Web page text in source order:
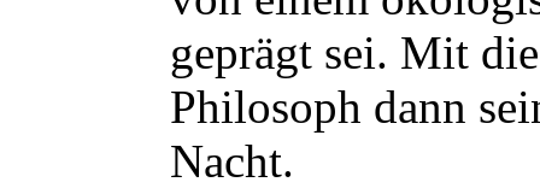
geprägt sei. Mit
Philosoph dann
Nacht.